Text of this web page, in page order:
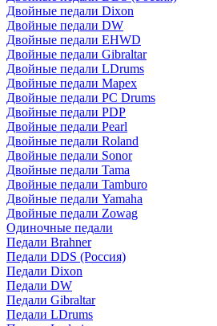
Двойные педали Dixon
Двойные педали DW
Двойные педали EHWD
Двойные педали Gibraltar
Двойные педали LDrums
Двойные педали Mapex
Двойные педали PC Drums
Двойные педали PDP
Двойные педали Pearl
Двойные педали Roland
Двойные педали Sonor
Двойные педали Tama
Двойные педали Tamburo
Двойные педали Yamaha
Двойные педали Zowag
Одиночные педали
Педали Brahner
Педали DDS (Россия)
Педали Dixon
Педали DW
Педали Gibraltar
Педали LDrums